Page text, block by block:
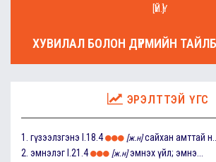
[ҮЙ.Ү]
ХУВИЛАЛ БОЛОН ДҮРМИЙН
ЭРЭЛТТЭЙ ҮГС
1. гүзээлзгэнэ I.18.4 [ж.н] сайхан амттай
2. эмнэлэг I.21.4 [ж.н] эмнэх үйл; эмнэ...